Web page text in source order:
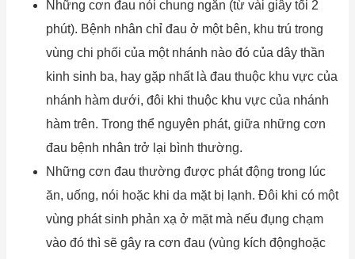
Những cơn đau nói chung ngắn (từ vài giây tối 2
phút). Bệnh nhân chỉ đau ở một bên, khu trú trong
vùng chi phối của một nhánh nào đó của dây thần
kinh sinh ba, hay gặp nhất là đau thuộc khu vực của
nhánh hàm dưới, đôi khi thuộc khu vực của nhánh
hàm trên. Trong thể nguyên phát, giữa những cơn
đau bệnh nhân trở lại bình thường.
Những cơn đau thường được phát động trong lúc
ăn, uống, nói hoặc khi da mặt bị lạnh. Đôi khi có một
vùng phát sinh phản xạ ở mặt mà nếu đụng chạm
vào đó thì sẽ gây ra cơn đau (vùng kích độnghoặc